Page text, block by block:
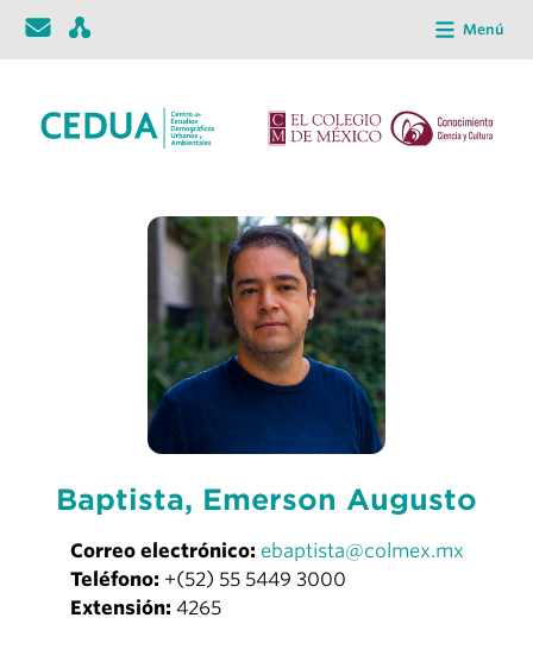
Menú
Baptista, Emerson Augusto
Correo electrónico: ebaptista@colmex.mx
Teléfono: +(52) 55 5449 3000
Extensión: 4265